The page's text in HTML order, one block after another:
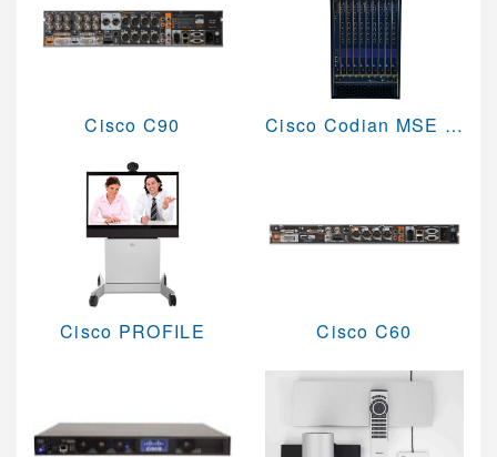
Logitech視訊會議系統
Jabra 整合通訊系統
Konftel UC整合通訊
AVer 視訊會議系統
Cisco C90 Cisco Codian MSE 8000
Cisco PROFILE Cisco C60